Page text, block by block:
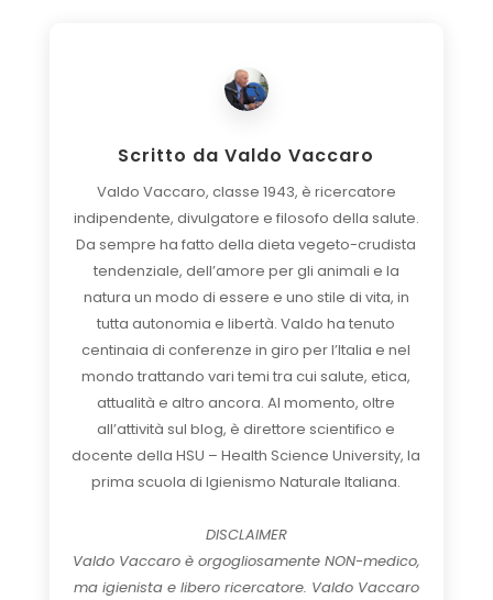
Scritto daValdo Vaccaro
Valdo Vaccaro, classe 1943, è ricercatore
indipendente, divulgatore e filosofo della salute.
Da sempre ha fatto della dieta vegeto-crudista
tendenziale, dell’amore per gli animali e la
natura un modo di essere e uno stile di vita, in
tutta autonomia e libertà. Valdo ha tenuto
centinaia di conferenze in giro per l’Italia e nel
mondo trattando vari temi tra cui salute, etica,
attualità e altro ancora. Al momento, oltre
all’attività sul blog, è direttore scientifico e
docente della HSU – Health Science University, la
prima scuola di Igienismo Naturale Italiana.
DISCLAIMER
Valdo Vaccaro è orgogliosamente NON-medico,
ma igienista e libero ricercatore. Valdo Vaccaro